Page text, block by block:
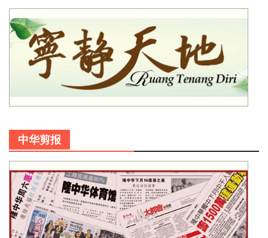
中华剪报